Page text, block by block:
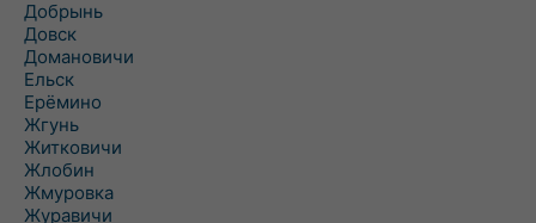
Добрынь
Довск
Домановичи
Ельск
Ерёмино
Жгунь
Житковичи
Жлобин
Жмуровка
Журавичи